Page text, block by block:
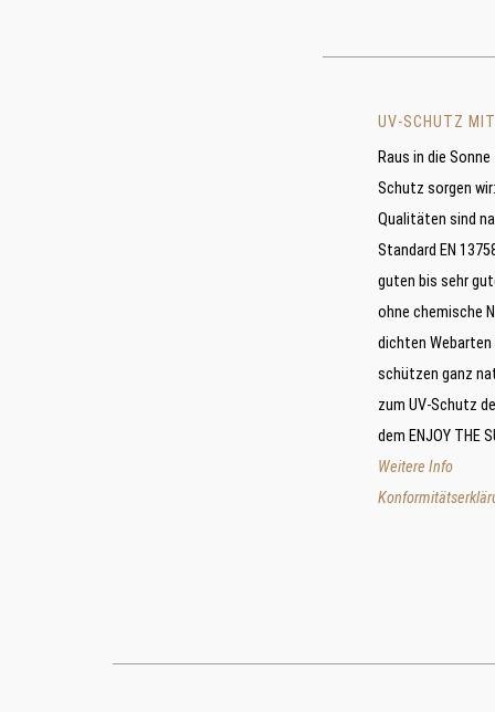
UV-SCHUTZ
Raus in die
Schutz sorgen
Qualitäten sind
Standard EN
guten bis sehr
ohne chemische
dichten Webarten
schützen ganz
zum UV-Schutz
dem ENJOY THE
Weitere Info